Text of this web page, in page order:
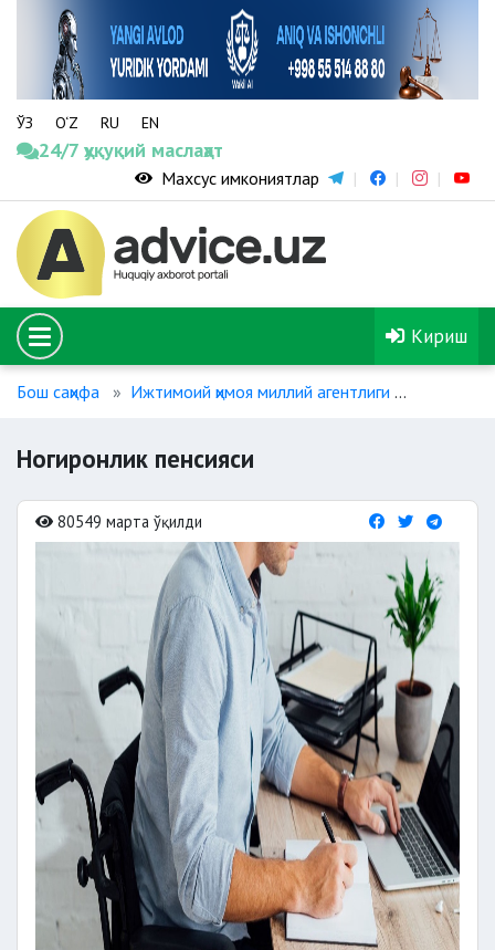
ЎЗ O‘Z RU EN
24/7 ҳуқуқий маслаҳат
Махсус имкониятлар
Кириш
Бош саҳифа Ижтимоий ҳимоя миллий агентлиги
Ногиронлик пенсияси
80549 марта ўқилди